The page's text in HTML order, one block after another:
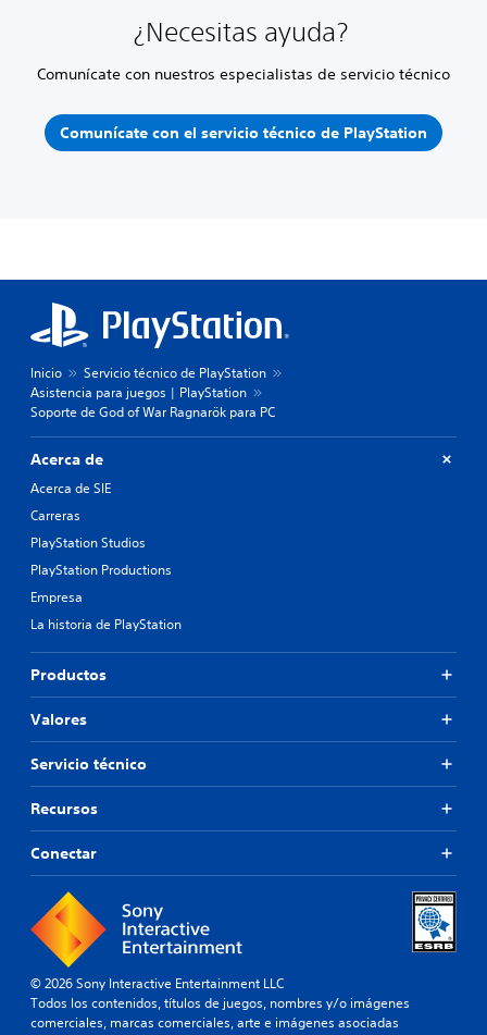
¿Necesitas ayuda?
Comunícate con nuestros especialistas de servicio técnico
Comunícate con el servicio técnico de PlayStation
Inicio
Servicio técnico de PlayStation
Asistencia para juegos | PlayStation
Soporte de God of War Ragnarök para PC
Acerca de
Acerca de SIE
Carreras
PlayStation Studios
PlayStation Productions
Empresa
La historia de PlayStation
Productos
Valores
Servicio técnico
Recursos
Conectar
© 2026 Sony Interactive Entertainment LLC
Todos los contenidos, títulos de juegos, nombres y/o imágenes
comerciales, marcas comerciales, arte e imágenes asociadas